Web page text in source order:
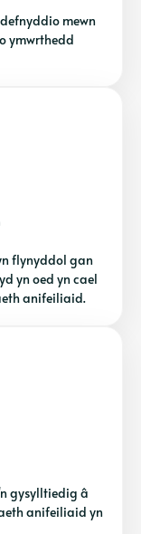
mewn
ymwrthedd
flynyddol gan
yn oed yn cael
anifeiliaid.
gysylltiedig â
anifeiliaid yn